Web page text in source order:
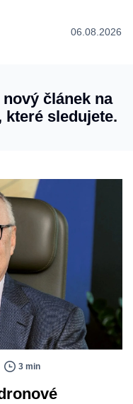
06.08.2026
článek na
které sledujete.
3 min